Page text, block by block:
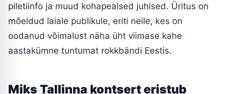
piletiinfo ja muud kohapealsed juhised. Üritus on
mõeldud laiale publikule, eriti neile, kes on
oodanud võimalust näha üht viimase kahe
aastakümne tuntumat rokkbändi Eestis.
Miks Tallinna kontsert eristub